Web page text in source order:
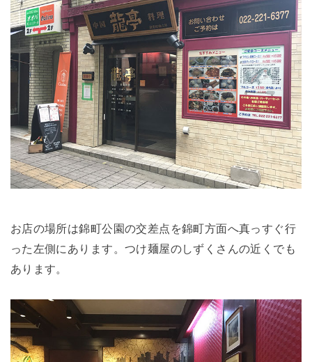
お店の場所は錦町公園の交差点を錦町方面へ真っすぐ行
った左側にあります。つけ麺屋のしずくさんの近くでも
あります。